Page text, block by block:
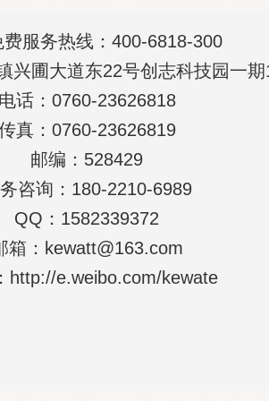
务热线：400-6818-300
圃大道东22号创志科技园一期
： 0760-23626818
：0760-23626819
邮编：528429
询：180-2210-6989
：1582339372
：kewatt@163.com
e.weibo.com/kewate